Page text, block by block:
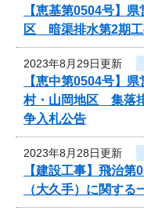
【恵基第0504号】
区 暗渠排水第2期工
2023年8月29日更新
【恵中第0504号】
村・山岡地区 集落
争入札公告
2023年8月28日更新
【建設工事】飛治
（大久手）に関する